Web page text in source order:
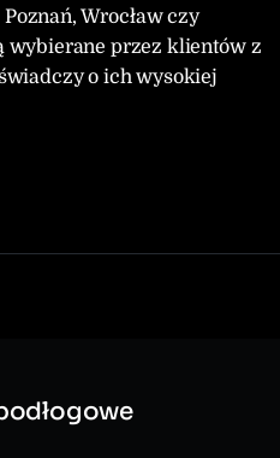
Wrocław czy
wybierane przez klientów z
o ich wysokiej